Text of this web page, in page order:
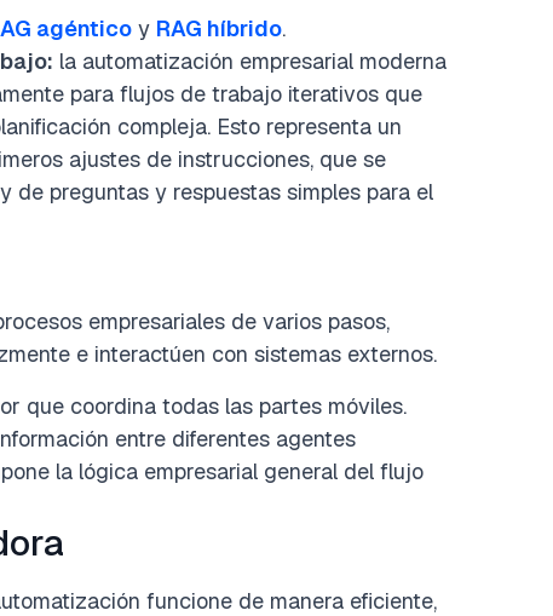
agéntico y RAG híbrido.
la automatización empresarial moderna
para flujos de trabajo iterativos que
compleja. Esto representa un
ajustes de instrucciones, que se
de preguntas y respuestas simples para el
empresariales de varios pasos,
e interactúen con sistemas externos.
que coordina todas las partes móviles.
entre diferentes agentes
la lógica empresarial general del flujo
funcione de manera eficiente,